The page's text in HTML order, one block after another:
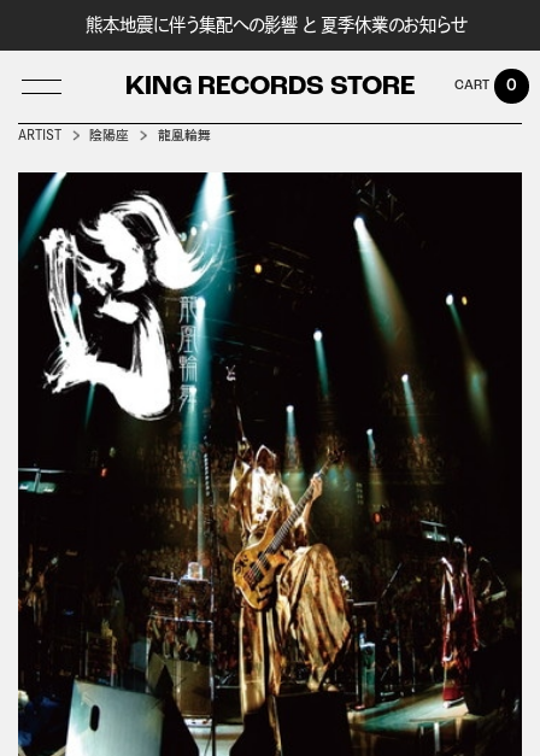
熊本地震に伴う集配への影響 と 夏季休業のお知らせ
KING RECORDS STORE
LOG IN
0
ARTIST 陰陽座 龍凰輪舞